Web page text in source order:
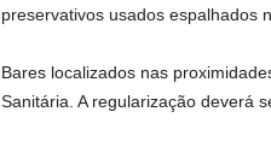
preservativos usados espalhados
Bares localizados nas
Sanitária. A regularização deverá